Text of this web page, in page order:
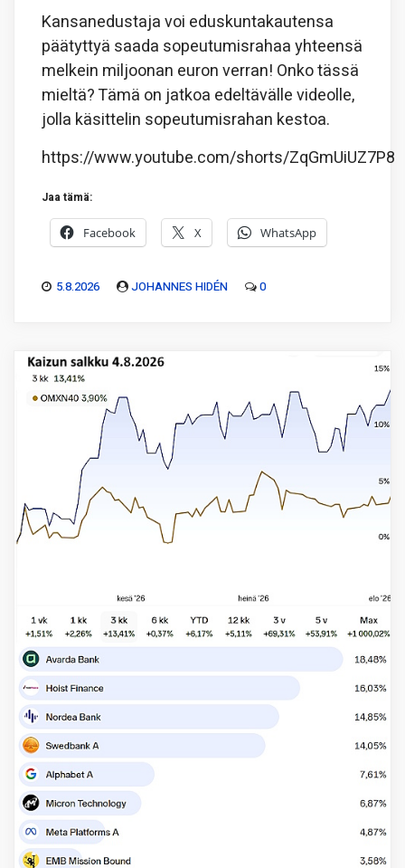
Kansanedustaja voi eduskuntakautensa
päätyttyä saada sopeutumisrahaa yhteensä
melkein miljoonan euron verran! Onko tässä
mieltä? Tämä on jatkoa edeltävälle videolle,
jolla käsittelin sopeutumisrahan kestoa.
https://www.youtube.com/shorts/ZqGmUiUZ7P8
Jaa tämä:
Facebook X WhatsApp
5.8.2026 JOHANNES HIDÉN 0